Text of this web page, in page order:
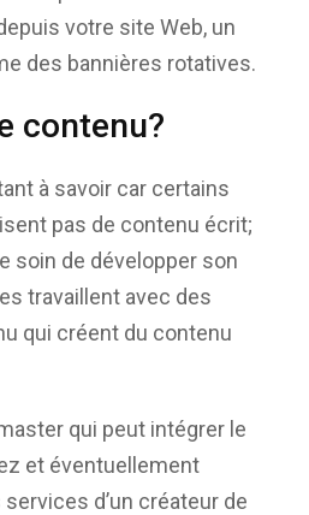
votre site Web, un
des bannières rotatives.
contenu?
à savoir car certains
pas de contenu écrit;
soin de développer son
travaillent avec des
qui créent du contenu
qui peut intégrer le
et éventuellement
d’un créateur de